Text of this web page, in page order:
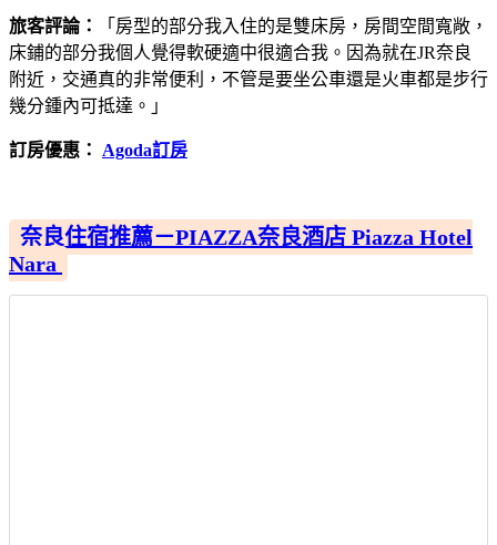
旅客評論：
「房型的部分我入住的是雙床房，房間空間寬敞，
床鋪的部分我個人覺得軟硬適中很適合我。因為就在JR奈良
附近，交通真的非常便利，不管是要坐公車還是火車都是步行
幾分鍾內可抵達。」
訂房優惠： Agoda訂房
奈良住宿推薦－PIAZZA奈良酒店 Piazza Hotel
Nara